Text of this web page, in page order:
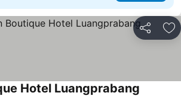
แชร์ เ
Hotel Luangprabang